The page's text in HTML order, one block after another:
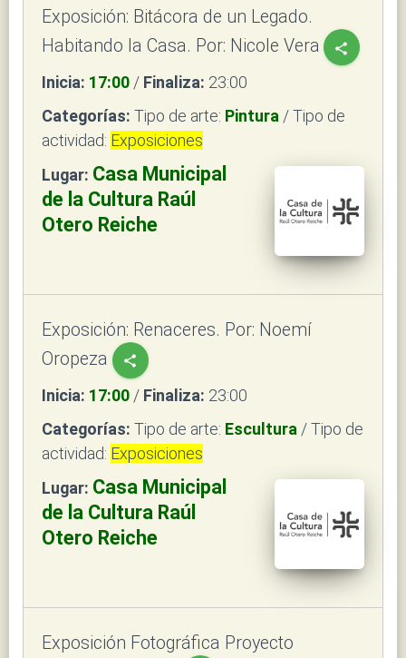
Exposición: Bitácora de un Legado.
Habitando la Casa. Por: Nicole Vera
share
Inicia: 17:00 / Finaliza: 23:00
Categorías: Tipo de arte: Pintura / Tipo de
actividad: Exposiciones
Lugar: Casa Municipal
de la Cultura Raúl
Otero Reiche
Exposición: Renaceres. Por: Noemí
Oropeza
share
Inicia: 17:00 / Finaliza: 23:00
Categorías: Tipo de arte: Escultura / Tipo de
actividad: Exposiciones
Lugar: Casa Municipal
de la Cultura Raúl
Otero Reiche
Exposición Fotográfica Proyecto